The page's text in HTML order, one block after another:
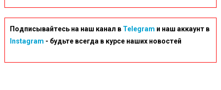
Подписывайтесь на наш канал в Telegram и наш аккаунт в
Instagram - будьте всегда в курсе наших новостей